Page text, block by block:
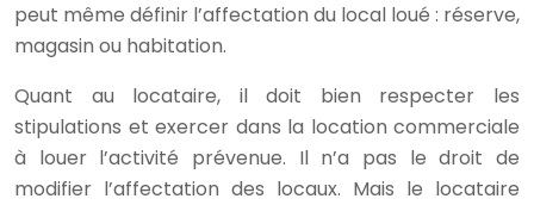
peut même définir l’affectation du local loué : réserve,
magasin ou habitation.
Quant au locataire, il doit bien respecter les
stipulations et exercer dans la location commerciale
à louer l’activité prévenue. Il n’a pas le droit de
modifier l’affectation des locaux. Mais le locataire